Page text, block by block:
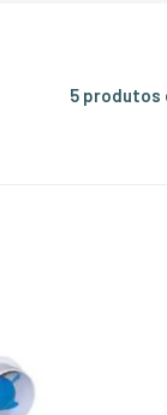
5 produtos